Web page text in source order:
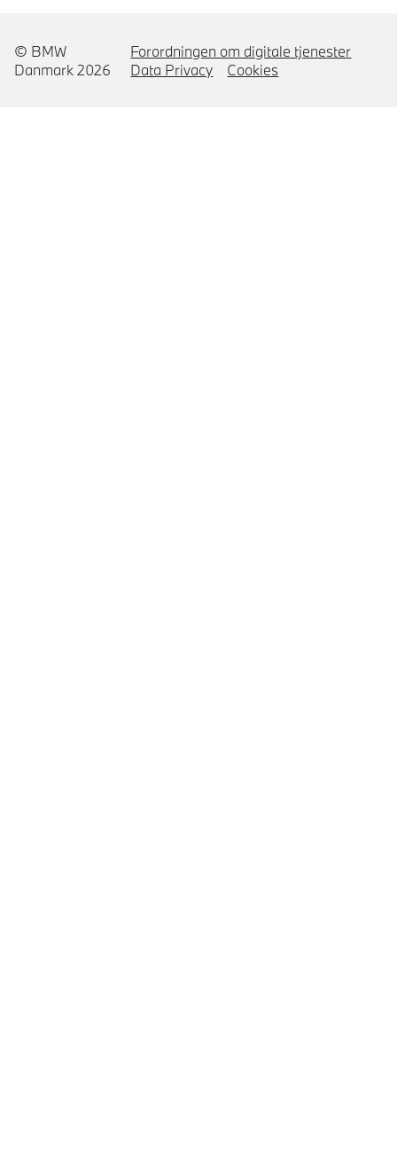
© BMW
Danmark 2026
Forordningen om digitale tjenester
Data Privacy
Cookies